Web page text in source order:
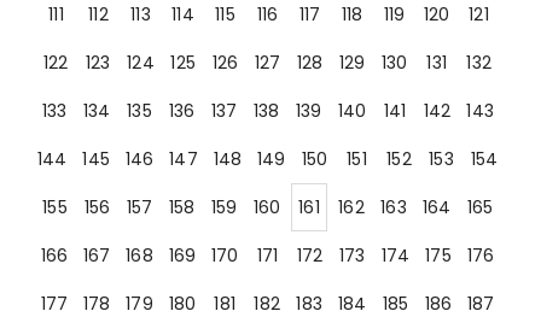
111
112 113 114 115 116 117 118 119 120
121
122
123 124 125 126 127 128 129 130 131
132
133
134 135 136 137 138 139 140 141 142
143
144
145 146 147 148 149 150 151 152 153
154
155
156 157 158 159 160 161 162 163 164
165
166
167 168 169 170 171 172 173 174 175
176
177
178 179 180 181 182 183 184 185 186
187